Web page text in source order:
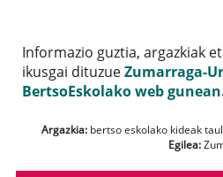
Informazio guztia, argazkiak
ikusgai dituzueZumarraga-
BertsoEskolako web
Argazkia: bertso eskolako kideak
Egilea: